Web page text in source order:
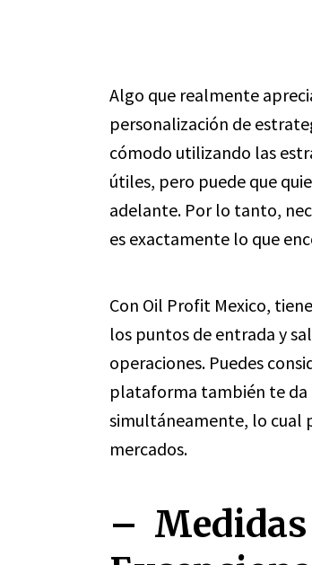
Algo que realmente
personalización de
cómodo utilizando las
útiles, pero puede que
adelante. Por lo tanto,
es exactamente lo que
Con Oil Profit Mexico,
los puntos de entrada y
operaciones. Puedes
plataforma también te
simultáneamente, lo cual
mercados.
– Medidas